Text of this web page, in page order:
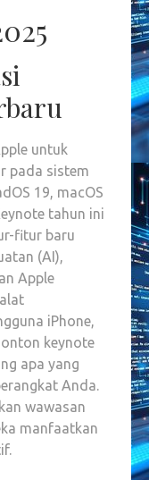
untuk
pada sistem
19, macOS
tahun ini
fitur baru
(AI),
Apple
iPhone,
keynote
apa yang
Anda.
wawasan
manfaatkan